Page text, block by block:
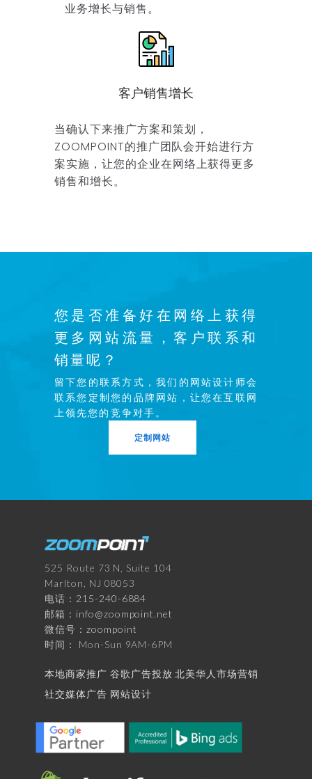
业务增长与销售。
客户销售增长
当确认下来推广方案和策划，
ZOOMPOINT的推广团队会开始进行方
案实施，让您的企业在网络上获得更多
销售和增长。
您是否准备好在网络上获得
更多网站流量，客户联系和
销量呢？
留下您的联系方式，我们的网站设计师会
联系您定制您的品牌网站，让您在互联网
上领先您的竞争对手。
定制网站
525 Route 73 N, Suite 104
Marlton, NJ 08053
电话： 215-240-6884
邮箱： info@zoompoint.net
微信号： zoompoint
时间： Mon-Sun 9AM-6PM
本地商家推广 谷歌广告投放 北美华人市场营销
社交媒体广告 网站设计